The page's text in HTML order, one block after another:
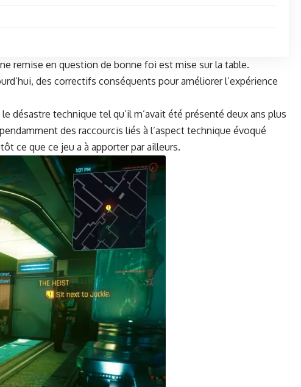
remise en ques­tion de bonne foi est mise sur la table.
des cor­rec­tifs con­séquents pour amélior­er l’expérience
désas­tre tech­nique tel qu’il m’avait été présen­té deux ans plus
des rac­cour­cis liés à l’aspect tech­nique évo­qué
ce que ce jeu a à apporter par ailleurs.